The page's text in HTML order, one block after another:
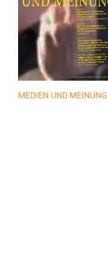
MEDIEN UND MEINUNG